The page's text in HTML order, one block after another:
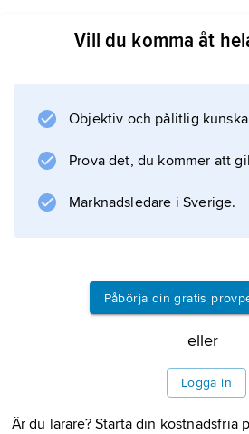
Vill du komma åt
Objektiv och pålitlig
Prova det, du kommer att
Marknadsledare i Sverige.
Påbörja din gratis
eller
Logga in
Är du lärare? Starta din kostnadsfria